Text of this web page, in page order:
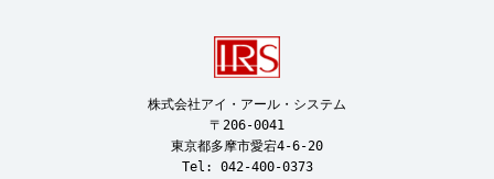
株式会社アイ・アール・システム
〒206-0041
東京都多摩市愛宕4-6-20
Tel: 042-400-0373